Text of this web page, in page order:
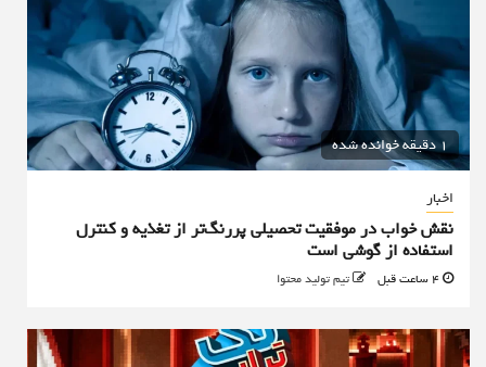
1 دقیقه خوانده شده
اخبار
نقش خواب در موفقیت تحصیلی پررنگ‌تر از تغذیه و کنترل
استفاده از گوشی است
تیم تولید محتوا